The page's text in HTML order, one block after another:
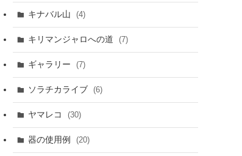
キナバル山 (4)
キリマンジャロへの道 (7)
ギャラリー (7)
ソラチカライブ (6)
ヤマレコ (30)
器の使用例 (20)